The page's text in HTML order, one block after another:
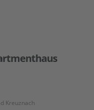
Kreuznach